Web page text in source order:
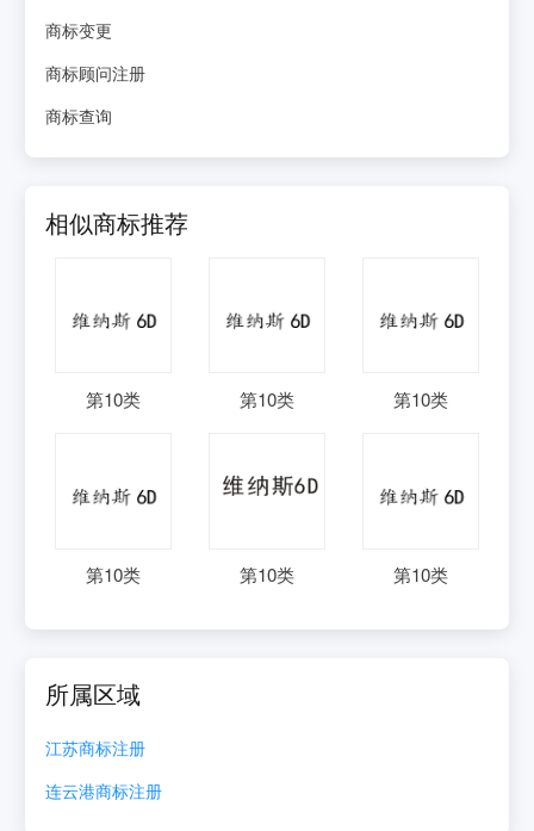
商标变更
商标顾问注册
商标查询
相似商标推荐
第10类 第10类 第10类
第10类 第10类 第10类
所属区域
江苏商标注册
连云港商标注册